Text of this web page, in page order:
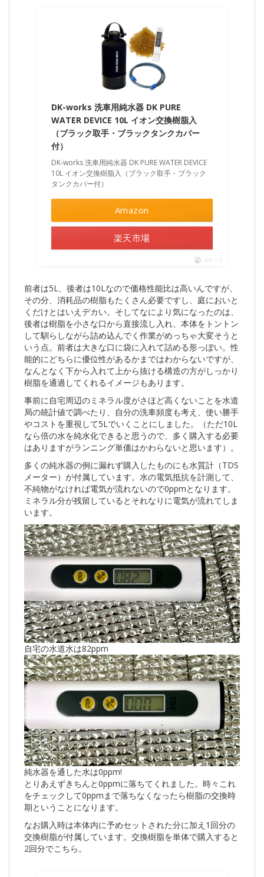
DK-works 洗車用純水器 DK PURE
WATER DEVICE 10L イオン交換樹脂入
（ブラック取手・ブラックタンクカバー
付）
DK-works 洗車用純水器 DK PURE WATER DEVICE
10L イオン交換樹脂入（ブラック取手・ブラック
タンクカバー付）
Amazon
楽天市場
ポチップ
前者は5L、後者は10Lなので価格性能比は高いんですが、
その分、消耗品の樹脂もたくさん必要ですし、庭においと
くだけとはいえデカい。そしてなにより気になったのは、
後者は樹脂を小さな口から直接流し入れ、本体をトントン
して馴らしながら詰め込んでく作業がめっちゃ大変そうと
いう点。前者は大きな口に袋に入れて詰める形っぽい。性
能的にどちらに優位性があるかまではわからないですが、
なんとなく下から入れて上から抜ける構造の方がしっかり
樹脂を通過してくれるイメージもあります。
事前に自宅周辺のミネラル度がさほど高くないことを水道
局の統計値で調べたり、自分の洗車頻度も考え、使い勝手
やコストを重視して5Lでいくことにしました。（ただ10L
なら倍の水を純水化できると思うので、多く購入する必要
はありますがランニング単価はかわらないと思います）。
多くの純水器の例に漏れず購入したものにも水質計（TDS
メーター）が付属しています。水の電気抵抗を計測して、
不純物がなければ電気が流れないので0ppmとなります。
ミネラル分が残留しているとそれなりに電気が流れてしま
います。
自宅の水道水は82ppm
純水器を通した水は0ppm!
とりあえずきちんと0ppmに落ちてくれました。時々これ
をチェックして0ppmまで落ちなくなったら樹脂の交換時
期ということになります。
なお購入時は本体内に予めセットされた分に加え1回分の
交換樹脂が付属しています。交換樹脂を単体で購入すると
2回分でこちら。